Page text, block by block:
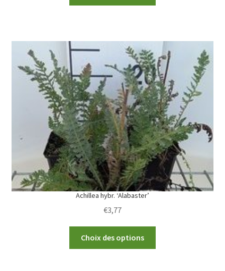
The
options
may
be
chosen
on
the
product
page
Achillea hybr. ‘Alabaster’
€3,77
Choix des options